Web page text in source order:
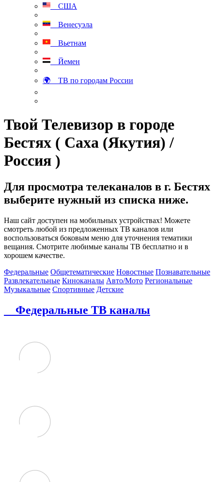
США
Венесуэла
Вьетнам
Йемен
🌍 ТВ по городам России
Твой Телевизор в городе
Бестях ( Саха (Якутия) /
Россия )
Для просмотра телеканалов в г. Бестях
выберите нужный из списка ниже.
Наш сайт доступен на мобильных устройствах! Можете
смотреть любой из предложенных ТВ каналов или
воспользоваться боковым меню для уточнения тематики
вещания. Смотрите любимые каналы ТВ бесплатно и в
хорошем качестве.
Федеральные Общетематические Новостные Познавательные
Развлекательные Киноканалы Авто/Мото Региональные
Музыкальные Спортивные Детские
Федеральные ТВ каналы